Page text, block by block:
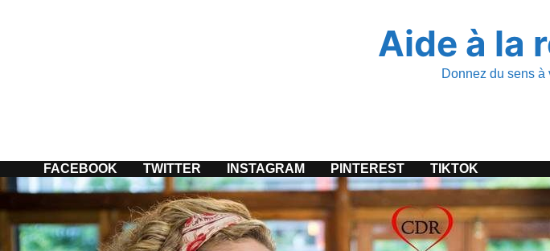
Aide à la
Donnez du sens à
FACEBOOK TWITTER INSTAGRAM PINTEREST TIKTOK